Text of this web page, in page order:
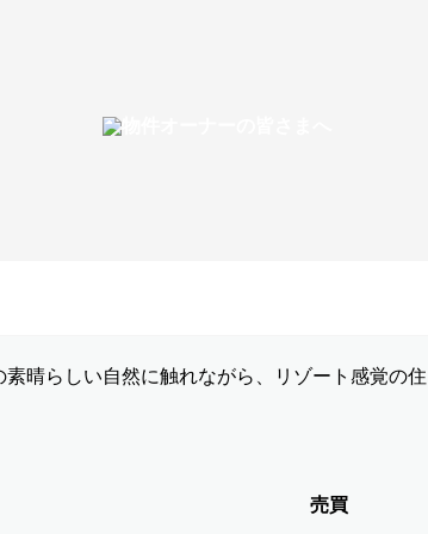
晴らしい自然に触れながら、リゾート感覚の
売買